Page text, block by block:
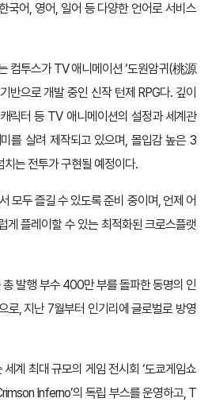
국어, 영어, 일어 등 다양한 언어로 서비스
컴투스가 TV 애니메이션 ‘도원암귀(桃源
으로 개발 중인 신작 턴제 RPG다. 깊이
릭터 등 TV 애니메이션의 설정과 세계관
를 살려 제작되고 있으며, 몰입감 높은 3
는 전투가 구현될 예정이다.
모두 즐길 수 있도록 준비 중이며, 언제 어
게 플레이할 수 있는 최적화된 크로스플랫
총 발행 부수 400만 부를 돌파한 동명의 인
로, 지난 7월부터 인기리에 글로벌로 방영
계 최대 규모의 게임 전시회 ‘도쿄게임쇼
Inferno’의 독립 부스를 운영하고, T